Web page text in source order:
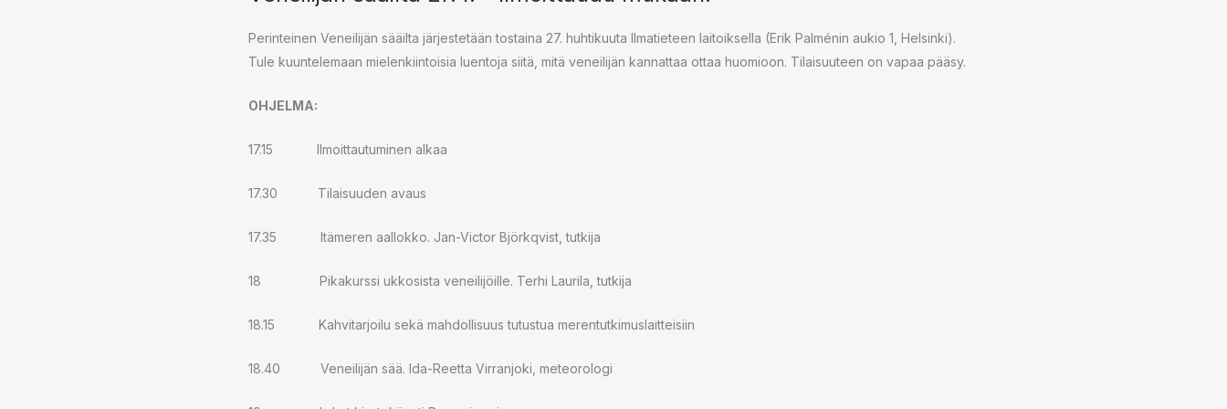
Perinteinen Veneilijän sääilta järjestetään tostaina 27. huhtikuuta Ilmatieteen laitoiksella (Erik Palménin aukio 1, Helsinki).
Tule kuuntelemaan mielenkiintoisia luentoja siitä, mitä veneilijän kannattaa ottaa huomioon. Tilaisuuteen on vapaa pääsy.
OHJELMA:
17.15 Ilmoittautuminen alkaa
17.30 Tilaisuuden avaus
17.35 Itämeren aallokko. Jan-Victor Björkqvist, tutkija
18 Pikakurssi ukkosista veneilijöille. Terhi Laurila, tutkija
18.15 Kahvitarjoilu sekä mahdollisuus tutustua merentutkimuslaitteisiin
18.40 Veneilijän sää. Ida-Reetta Virranjoki, meteorologi